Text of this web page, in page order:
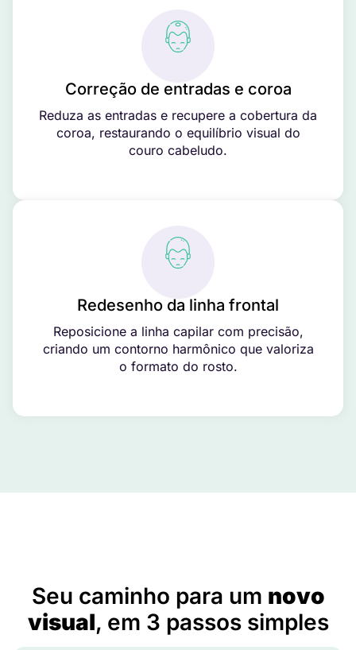
Correção de entradas e coroa
Reduza as entradas e recupere a cobertura da
coroa, restaurando o equilíbrio visual do
couro cabeludo.
Redesenho da linha frontal
Reposicione a linha capilar com precisão,
criando um contorno harmônico que valoriza
o formato do rosto.
Seu caminho para um novo
visual, em 3 passos simples